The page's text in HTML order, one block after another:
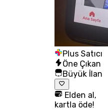
Plus Satıcı
Öne Çıkan
Büyük İlan
Elden al,
kartla öde!